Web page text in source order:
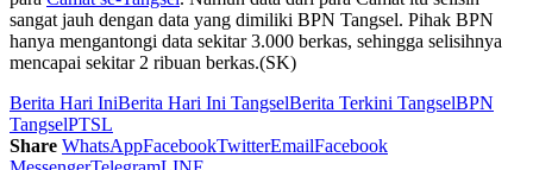
sangat jauh dengan data yang dimiliki BPN Tangsel. Pihak BPN
hanya mengantongi data sekitar 3.000 berkas, sehingga selisihnya
mencapai sekitar 2 ribuan berkas.(SK)
Berita Hari IniBerita Hari Ini TangselBerita Terkini TangselBPN
TangselPTSL
Share WhatsAppFacebookTwitterEmailFacebook